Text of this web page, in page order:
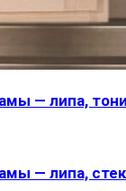
— липа,
— липа,